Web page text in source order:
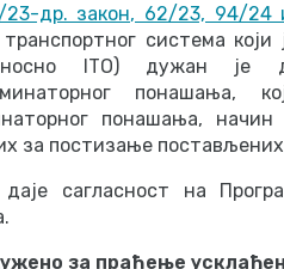
др. закон, 62/23, 94/24
система
ITO) дужан је
понашања,
за постизање
даје сагласност на
за праћење